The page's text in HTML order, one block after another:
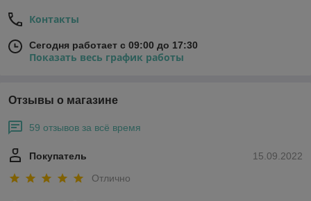
Контакты
Сегодня работает с 09:00 до 17:30
Показать весь график работы
Отзывы о магазине
59 отзывов за всё время
15.09.2022
Покупатель
Отлично